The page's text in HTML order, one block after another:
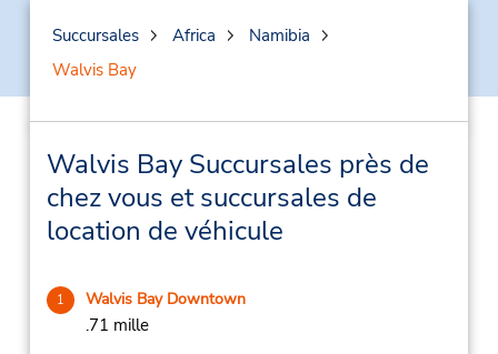
Succursales Africa
Namibia
Walvis Bay
Walvis Bay Succursales près de
chez vous et succursales de
location de véhicule
1 Walvis Bay Downtown
.71 mille